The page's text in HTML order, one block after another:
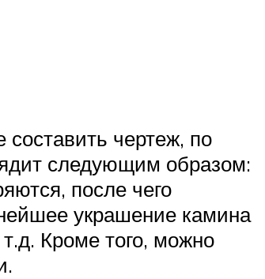
чертеж, по
следующим образом:
после чего
украшение камина
Кроме того, можно